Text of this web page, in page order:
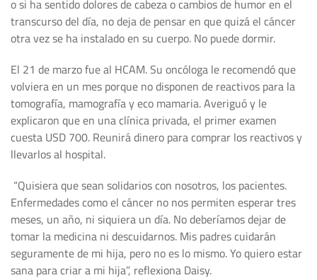
o si ha sentido dolores de cabeza o cambios de humor en el
transcurso del día, no deja de pensar en que quizá el cáncer
otra vez se ha instalado en su cuerpo. No puede dormir.
El 21 de marzo fue al HCAM. Su oncóloga le recomendó que
volviera en un mes porque no disponen de reactivos para la
tomografía, mamografía y eco mamaria. Averiguó y le
explicaron que en una clínica privada, el primer examen
cuesta USD 700. Reunirá dinero para comprar los reactivos y
llevarlos al hospital.
“Quisiera que sean solidarios con nosotros, los pacientes.
Enfermedades como el cáncer no nos permiten esperar tres
meses, un año, ni siquiera un día. No deberíamos dejar de
tomar la medicina ni descuidarnos. Mis padres cuidarán
seguramente de mi hija, pero no es lo mismo. Yo quiero estar
sana para criar a mi hija”, reflexiona Daisy.